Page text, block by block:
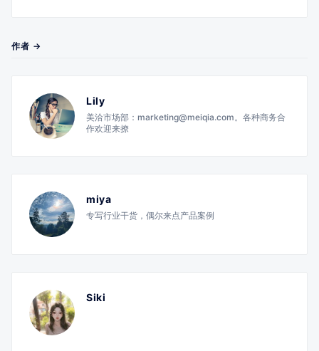
作者 →
Lily
美洽市场部：marketing@meiqia.com。各种商务合
作欢迎来撩
miya
专写行业干货，偶尔来点产品案例
Siki